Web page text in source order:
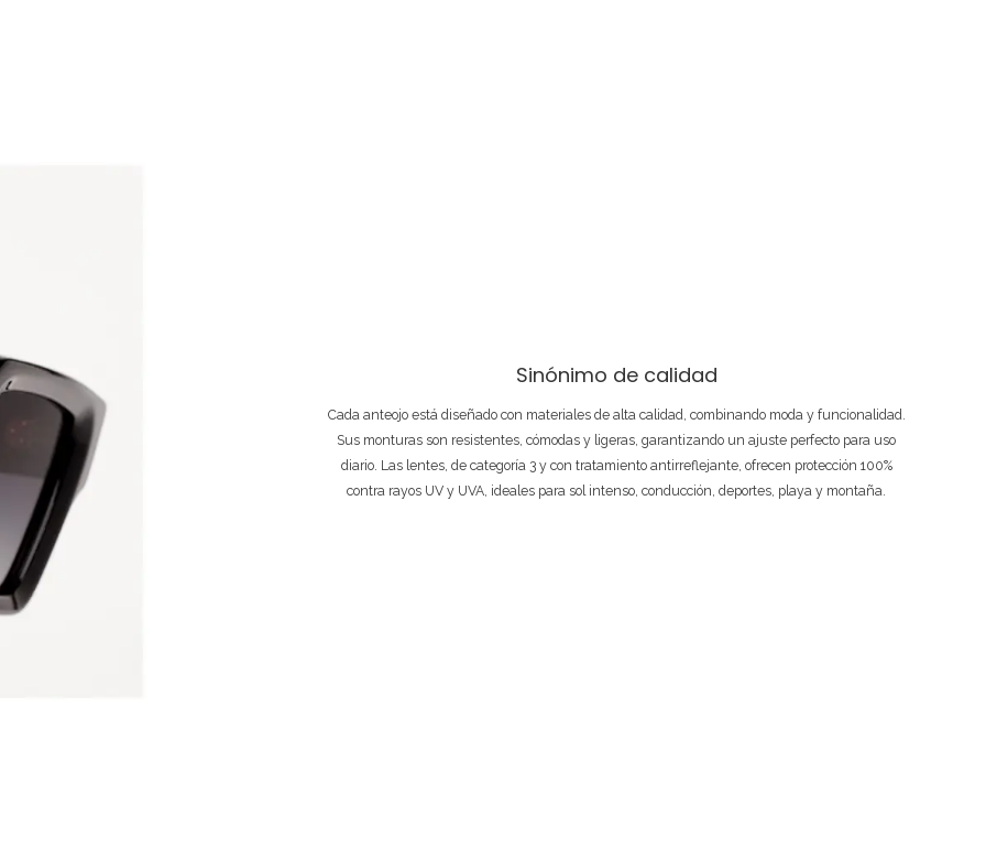
Sinónimo de calidad
Cada anteojo está diseñado con materiales de alta calidad, combinando moda y funcionalidad.
Sus monturas son resistentes, cómodas y ligeras, garantizando un ajuste perfecto para uso
diario. Las lentes, de categoría 3 y con tratamiento antirreflejante, ofrecen protección 100%
contra rayos UV y UVA, ideales para sol intenso, conducción, deportes, playa y montaña.